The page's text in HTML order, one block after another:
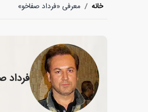
خانه / معرفی «فرداد صفاخو»
فرداد